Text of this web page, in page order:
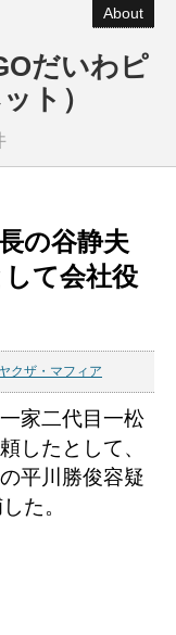
About
だいわピ
ト）
の谷静夫
て会社役
ヤクザ・マフィア
家二代目一松
したとして、
平川勝俊容疑
た。